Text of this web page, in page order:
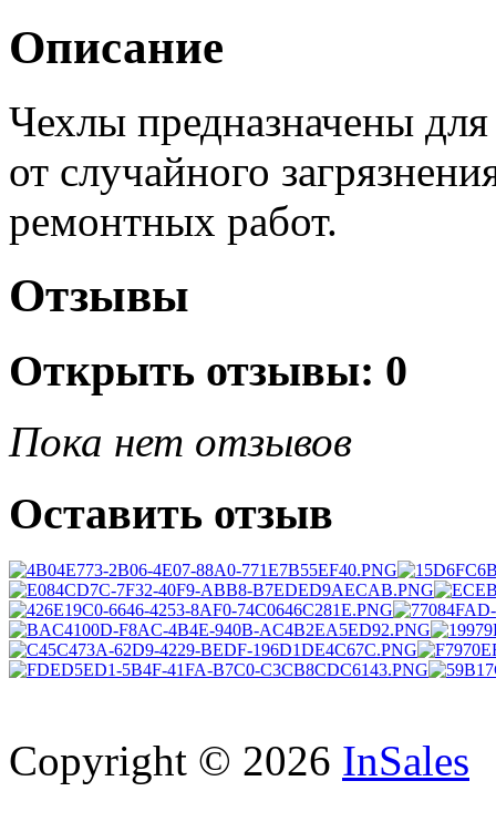
Описание
Чехлы предназначены
от случайного
ремонтных работ.
Отзывы
Открыть отзывы: 0
Пока нет отзывов
Оставить отзыв
Copyright © 2026 InSales